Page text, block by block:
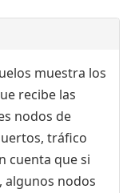
muestra los
recibe las
nodos de
tráfico
cuenta que si
algunos nodos